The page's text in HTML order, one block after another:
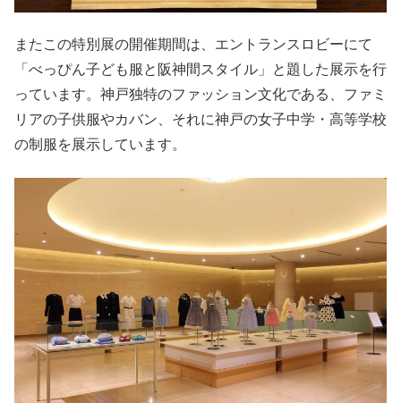
またこの特別展の開催期間は、エントランスロビーにて
「べっぴん子ども服と阪神間スタイル」と題した展示を行
っています。神戸独特のファッション文化である、ファミ
リアの子供服やカバン、それに神戸の女子中学・高等学校
の制服を展示しています。